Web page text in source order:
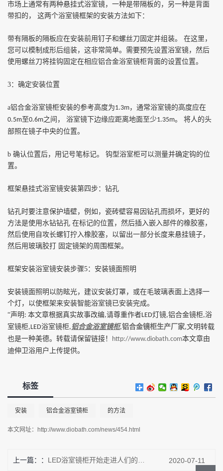
市场上通常有两种悬挂式浴室镜，一种是带隔板的，另一种是背面
带扣的，
这两个浴室镜框架的安装方法如下：
带有隔板的隔板应在安装前用钉子和螺丝刀固定并组装。
在这里，
您可以模制成形后组装，这非常简单。需要预先设置浴室镜，然后
使用螺丝刀将挂钩固定在相应铝合金浴室镜柜背面的设置位置。
3：确定安装位置
a铝合金浴室镜柜安装的参考高度为1.3m，通常浴室镜的高度应在
0.5m至0.6m之间， 浴室镜下边缘应距离地面至少1.35m。 将人的头
部照在镜子中央的位置。
b 确认位置后，用记号笔标记。 钩型浴室柜可以测量并确定钩的位
置。
框架悬挂式浴室镜安装第四步：钻孔
钻孔时要注意保护墙壁，例如，瓷砖壁容易因钻孔而损坏，更好的
方法是使用水钻钻孔 在标记的位置，然后插入嵌入部件的橡胶塞，
然后使用自攻长螺钉拧入橡胶塞，以留出一部分长度来悬挂镜子，
然后用玻璃胶打
固定镜架的周围框架。
框架安装浴室镜安装步骤5：安装镜面照明
安装镜面照明以防眩光，建议安装灯罩，或在毛玻璃表面上选择一
个灯，以使框架来安装智能浴室镜已安装完成。
“声明 : 本文章根据真实故事改编,请尊重作者LED灯镜,铝合金镜柜,浴
室镜柜,LED浴室镜柜, 铝合金浴室镜柜,铝合金镜柜生产厂家,文明转载
也是一种美德。转载请保留链接！ http://www.diobath.com本文章由
迪伸卫浴用户上传提供。
标签
安装 铝合金浴室镜柜 的方法
本文网址： http://www.diobath.com/news/454.html
上一篇： LED浴室镜柜开始走进人们的生活，什么是LED？ 2020-07-11